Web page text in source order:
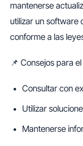
mantenerse
utilizar un software
conforme a las
📌 Consejos para
Consultar con
Utilizar
Mantenerse